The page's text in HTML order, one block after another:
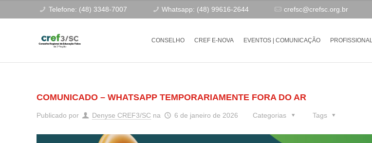
Telefone: (48) 3348-7007 Whatsapp: (48) 99616-2644 crefsc@crefsc.org.br
CONSELHO CREF E-NOVA EVENTOS | COMUNICAÇÃO
COMUNICADO – WHATSAPP TEMPORARIAMENTE FORA DO AR
Publicado por Denyse CREF3/SC na 6 de janeiro de 2026 Categorias Tags